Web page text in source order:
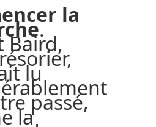
la
.
Baird,
lu
passé,
la